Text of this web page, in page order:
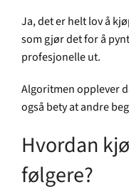
Ja, det er helt lov å
som gjør det for å
profesjonelle ut.
Algoritmen opplever
også bety at andre
Hvordan
følgere?